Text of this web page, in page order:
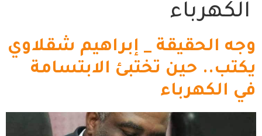
الكهرباء
وجه الحقيقة _ إبراهيم شقلاوي
يكتب.. حين تختبئ الابتسامة
في الكهرباء